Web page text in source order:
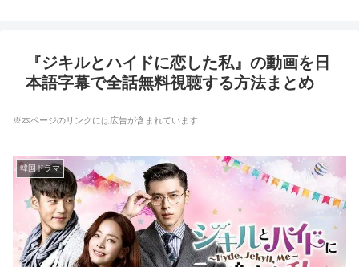
『ジキルとハイドに恋した私』の動画を日
本語字幕で全話無料視聴する方法まとめ
※本ページのリンクには広告が含まれています
韓国ドラマ